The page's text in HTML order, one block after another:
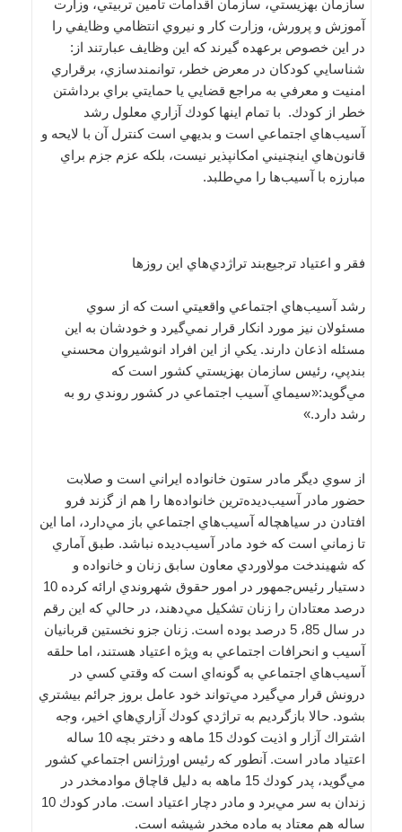
سازمان بهزيستي، سازمان اقدامات تأمين تربيتي، وزارت
آموزش و پرورش، وزارت كار و نيروي انتظامي وظايفي را
در اين خصوص برعهده گيرند كه اين وظايف عبارتند از:
شناسايي كودكان در معرض خطر، توانمندسازي، برقراري
امنيت و معرفي به مراجع قضايي يا حمايتي براي برداشتن
خطر از كودك. با تمام اينها كودك آزاري معلول رشد
آسيب‌هاي اجتماعي است و بديهي است كنترل آن با لايحه و
قانون‌هاي اينچنيني امكانپذير نيست، بلكه عزم جزم براي
مبارزه با آسيب‌ها را مي‌طلبد.
فقر و اعتياد ترجيع‌بند تراژدي‌هاي اين روزها
رشد آسيب‌هاي اجتماعي واقعيتي است كه از سوي
مسئولان نيز مورد انكار قرار نمي‌گيرد و خودشان به اين
مسئله اذعان دارند. يكي از اين افراد انوشيروان محسني
بندپي، رئيس سازمان بهزيستي كشور است كه
مي‌گويد:«سيماي آسيب اجتماعي در كشور روندي رو به
رشد دارد.»
از سوي ديگر مادر ستون خانواده ايراني است و صلابت
حضور مادر آسيب‌ديده‌ترين خانواده‌ها را هم از گزند فرو
افتادن در سياهچاله آسيب‌هاي اجتماعي باز مي‌دارد، اما اين
تا زماني است كه خود مادر آسيب‌ديده نباشد. طبق آماري
كه شهيندخت مولاوردي معاون سابق زنان و خانواده و
دستيار رئيس‌جمهور در امور حقوق شهروندي ارائه كرده 10
درصد معتادان را زنان تشكيل مي‌دهند، در حالي كه اين رقم
در سال 85، 5 درصد بوده است. زنان جزو نخستين قربانيان
آسيب و انحرافات اجتماعي به ويژه اعتياد هستند، اما حلقه
آسيب‌هاي اجتماعي به گونه‌اي است كه وقتي كسي در
درونش قرار مي‌گيرد مي‌تواند خود عامل بروز جرائم بيشتري
بشود. حالا بازگرديم به تراژدي كودك آزاري‌هاي اخير، وجه
اشتراك آزار و اذيت كودك 15 ماهه و دختر بچه 10 ساله
اعتياد مادر است. آنطور كه رئيس اورژانس اجتماعي كشور
مي‌گويد، پدر كودك 15 ماهه به دليل قاچاق موادمخدر در
زندان به سر مي‌برد و مادر دچار اعتياد است. مادر كودك 10
ساله هم معتاد به ماده مخدر شيشه است.